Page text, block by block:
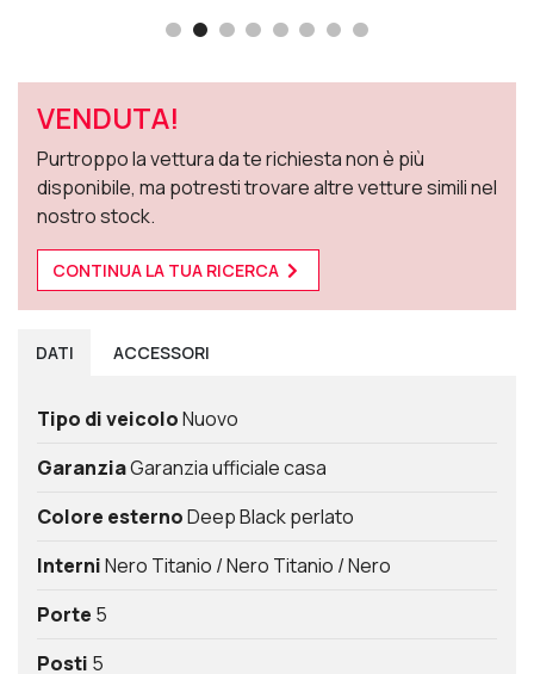
VENDUTA!
Purtroppo la vettura da te richiesta non è più
disponibile, ma potresti trovare altre vetture simili nel
nostro stock.
CONTINUA LA TUA RICERCA
DATI ACCESSORI
Tipo di veicoloNuovo
GaranziaGaranzia ufficiale casa
Colore esternoDeep Black perlato
InterniNero Titanio / Nero Titanio / Nero
Porte 5
Posti 5